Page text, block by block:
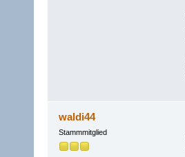
waldi44
Stammmitglied